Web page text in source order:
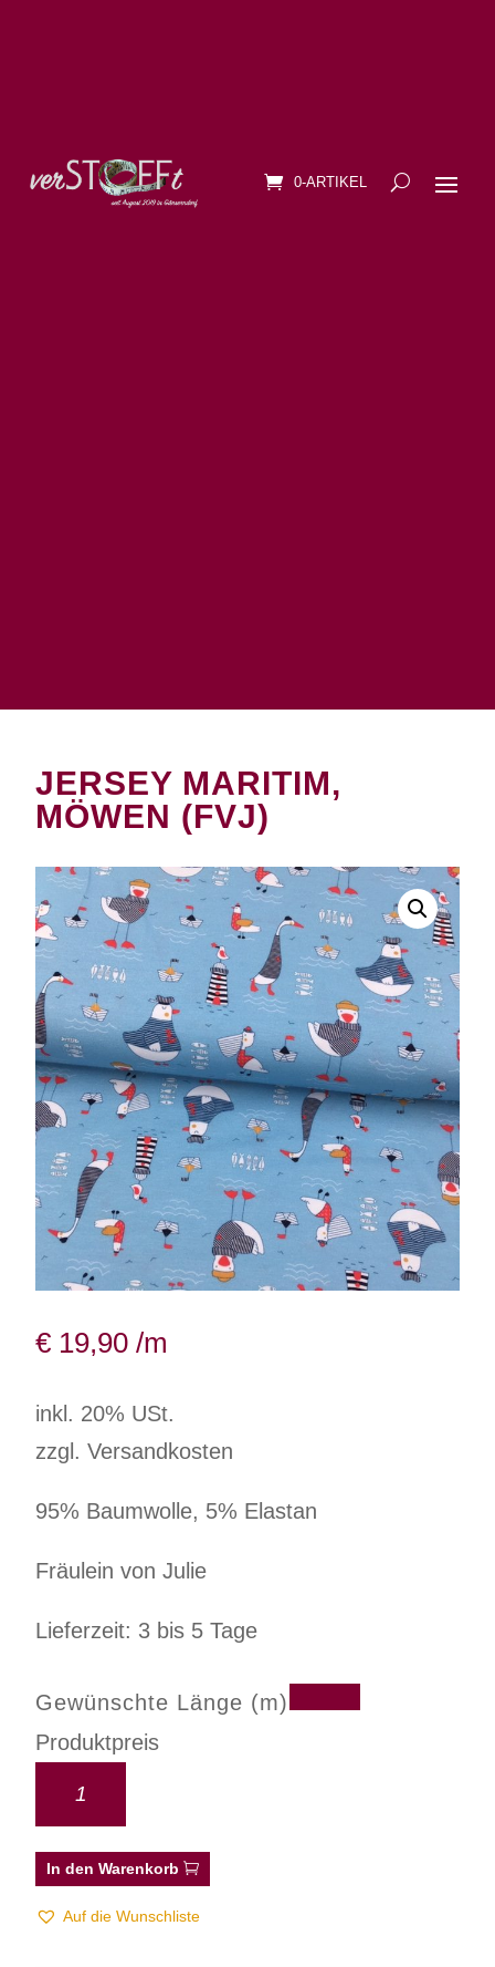
0-ARTIKEL
JERSEY MARITIM,
MÖWEN (FVJ)
€ 19,90 /m
inkl. 20% USt.
zzgl. Versandkosten
95% Baumwolle, 5% Elastan
Fräulein von Julie
Lieferzeit: 3 bis 5 Tage
Gewünschte Länge (m)
Produktpreis
In den Warenkorb
Auf die Wunschliste